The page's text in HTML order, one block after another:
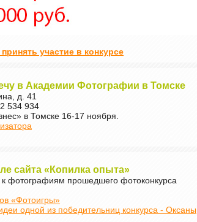
участие в конкурсе
в Академии Фотографии в Томске
д. 41
534 934
в Томске 16-17 ноября.
сайта «Копилка опыта»
к фотографиям прошедшего фотоконкурса
«Фотоигры»
одной из победительниц конкурса - Оксаны